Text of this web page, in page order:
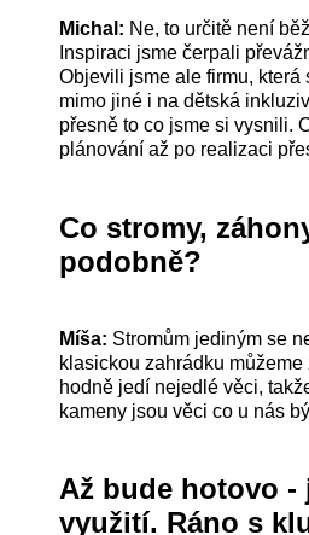
Michal: Ne, to určitě není
Inspiraci jsme čerpali
Objevili jsme ale firmu, která
mimo jiné i na dětská
přesně to co jsme si vysnili.
plánování až po realizaci
Co stromy,
podobně?
Míša: Stromům jediným se
klasickou zahrádku
hodně jedí nejedlé věci,
kameny jsou věci co u nás
Až bude hotovo -
využití. Ráno s